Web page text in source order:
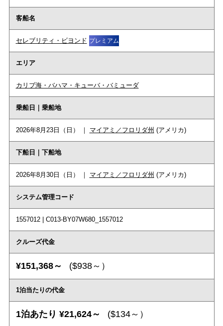
客船名
セレブリティ・ビヨンド プレミアム
エリア
カリブ海・バハマ・キューバ・バミューダ
乗船日｜乗船地
2026年8月23日（日） ｜ マイアミ／フロリダ州 (アメリカ)
下船日｜下船地
2026年8月30日（日） ｜ マイアミ／フロリダ州 (アメリカ)
システム管理コード
1557012 | C013-BY07W680_1557012
クルーズ代金
¥151,368～ ($938～）
1泊当たりの代金
1泊あたり ¥21,624～ ($134～）